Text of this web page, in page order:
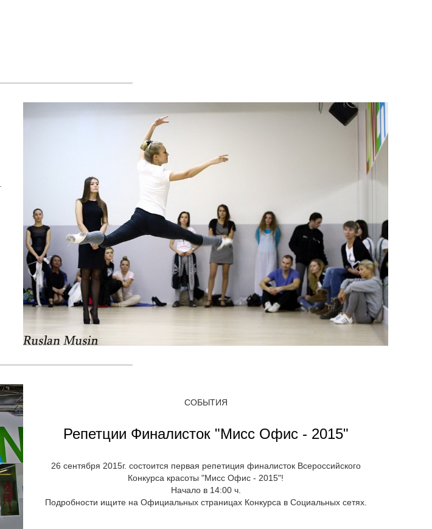
СОБЫТИЯ
Репетции Финалисток "Мисс Офис - 2015"
26 сентября 2015г. состоится первая репетиция финалисток Всероссийского
Конкурса красоты "Мисс Офис - 2015"!
Начало в 14:00 ч.
Подробности ищите на Официальных страницах Конкурса в Социальных сетях.